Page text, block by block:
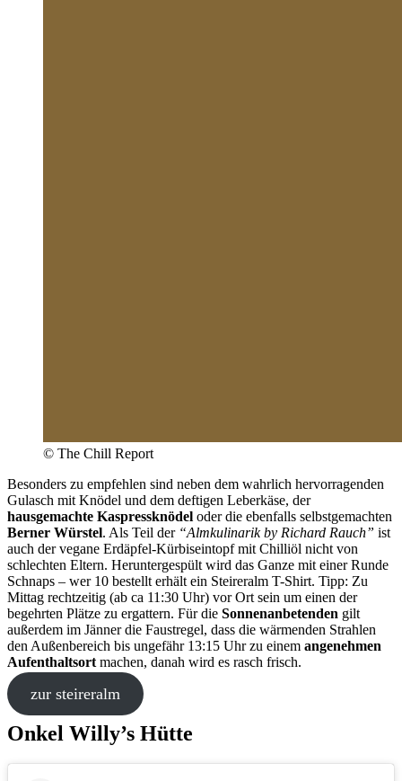
© The Chill Report
Besonders zu empfehlen sind neben dem wahrlich hervorragenden
Gulasch mit Knödel und dem deftigen Leberkäse, der
hausgemachte Kaspressknödel oder die ebenfalls selbstgemachten
Berner Würstel. Als Teil der“Almkulinarik by Richard Rauch” ist
auch der vegane Erdäpfel-Kürbiseintopf mit Chilliöl nicht von
schlechten Eltern. Heruntergespült wird das Ganze mit einer Runde
Schnaps – wer 10 bestellt erhält ein Steireralm T-Shirt. Tipp: Zu
Mittag rechtzeitig (ab ca 11:30 Uhr) vor Ort sein um einen der
begehrten Plätze zu ergattern. Für die Sonnenanbetenden gilt
außerdem im Jänner die Faustregel, dass die wärmenden Strahlen
den Außenbereich bis ungefähr 13:15 Uhr zu einem angenehmen
Aufenthaltsort machen, danah wird es rasch frisch.
zur steireralm
Onkel Willy’s Hütte